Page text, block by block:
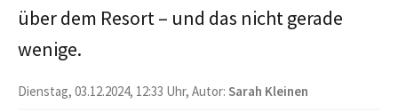
über dem Resort – und das nicht gerade
wenige.
Dienstag, 03.12.2024, 12:33 Uhr, Autor: Sarah Kleinen